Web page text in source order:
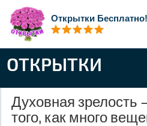
Открытки Бесплатно!
ОТКРЫТКИ
Духовная зрелость
того, как много